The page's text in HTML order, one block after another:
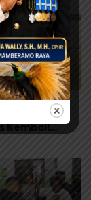
Festival
Ke-XV
Kembali